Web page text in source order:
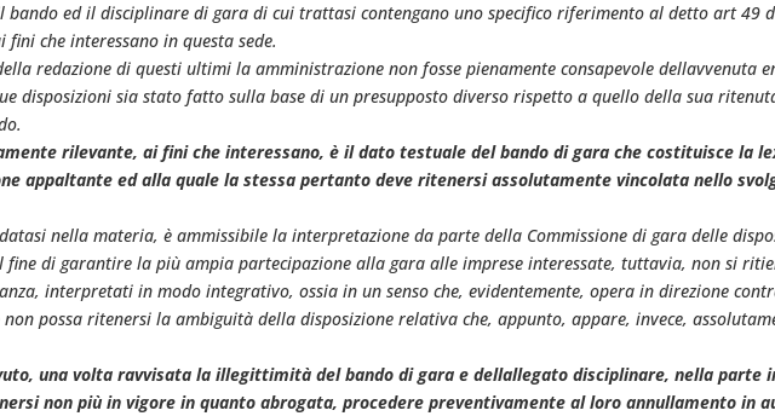
bando ed il disciplinare di gara di cui trattasi contengano uno specifico riferimento al detto art 49
che interessano in questa sede.
redazione di questi ultimi la amministrazione non fosse pienamente consapevole dellavvenuta
disposizioni sia stato fatto sulla base di un presupposto diverso rispetto a quello della sua
rilevante, ai fini che interessano, è il dato testuale del bando di gara che costituisce la
appaltante ed alla quale la stessa pertanto deve ritenersi assolutamente vincolata nello
nella materia, è ammissibile la interpretazione da parte della Commissione di gara delle
di garantire la più ampia partecipazione alla gara alle imprese interessate, tuttavia, non si
interpretati in modo integrativo, ossia in un senso che, evidentemente, opera in direzione
possa ritenersi la ambiguità della disposizione relativa che, appunto, appare, invece,
una volta ravvisata la illegittimità del bando di gara e dellallegato disciplinare, nella parte
non più in vigore in quanto abrogata, procedere preventivamente al loro annullamento in